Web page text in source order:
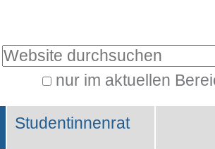
nur im aktuellen
Studentinnenrat